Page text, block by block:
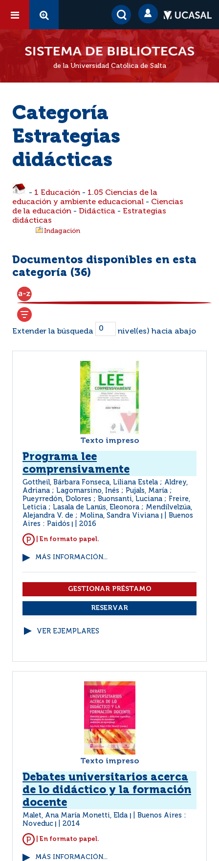
de la Universidad Católica de Salta
Categoría
Estrategias
didácticas
- 1 Educación - 1.05 Ciencias de la
educación y ambiente educacional - Ciencias
de la educación - Didáctica - Estrategias
didácticas
Indagación
Documentos disponibles en esta
categoría (36)
Extender la búsqueda nivel(es) hacia abajo
Texto impreso
Programa lee
comprensivamente
Gottheil, Bárbara Fonseca, Liliana Estela ; Aldrey,
Adriana ; Lagomarsino, Inés ; Pujals, María ;
Pueyrredón, Dolores ; Buonsanti, Luciana ; Freire,
Leticia ; Lasala de Lanús, Eleonora ; Mendilvelzúa,
Alejandra V. de ; Molina, Sandra Viviana
Buenos
Aires : Paidós
2016
| En formato papel.
MÁS INFORMACIÓN...
VER EJEMPLARES
Texto impreso
Debates universitarios acerca
de lo didáctico y la formación
docente
Malet, Ana María Monetti, Elda
Buenos Aires :
Noveduc
2014
| En formato papel.
MÁS INFORMACIÓN...